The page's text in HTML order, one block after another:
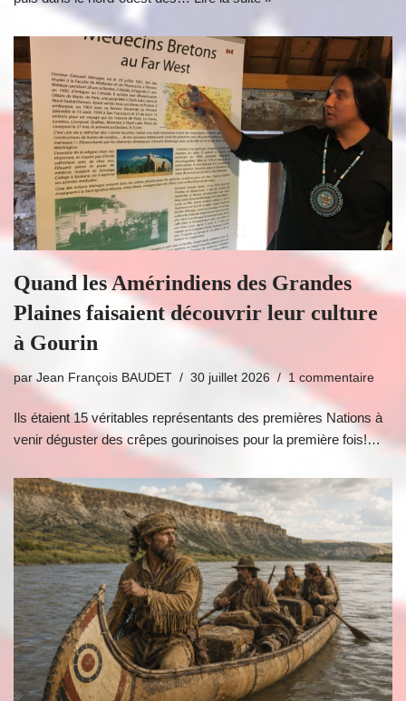
Quand les Amérindiens des Grandes
Plaines faisaient découvrir leur culture
à Gourin
par Jean François BAUDET 30 juillet 2026 1 commentaire
Ils étaient 15 véritables représentants des premières Nations à
venir déguster des crêpes gourinoises pour la première fois!…